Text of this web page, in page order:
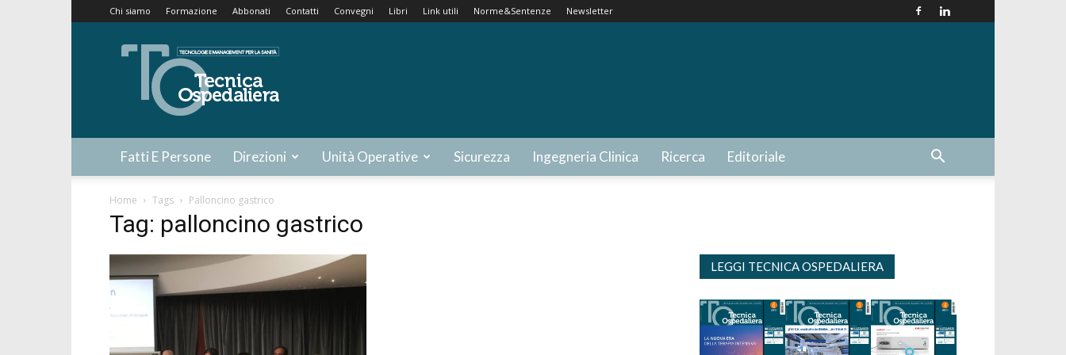
Chi siamo Formazione Abbonati Contatti Convegni Libri Link utili Norme&Sentenze Newsletter
Tecnica
Ospedaliera
Fatti E Persone Direzioni Unità Operative Sicurezza Ingegneria Clinica Ricerca Editoriale
Home Tags Palloncino gastrico
Tag: palloncino gastrico
LEGGI TECNICA OSPEDALIERA